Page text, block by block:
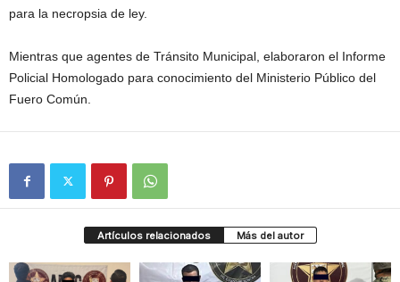
para la necropsia de ley.
Mientras que agentes de Tránsito Municipal, elaboraron el Informe
Policial Homologado para conocimiento del Ministerio Público del
Fuero Común.
Artículos relacionados Más del autor